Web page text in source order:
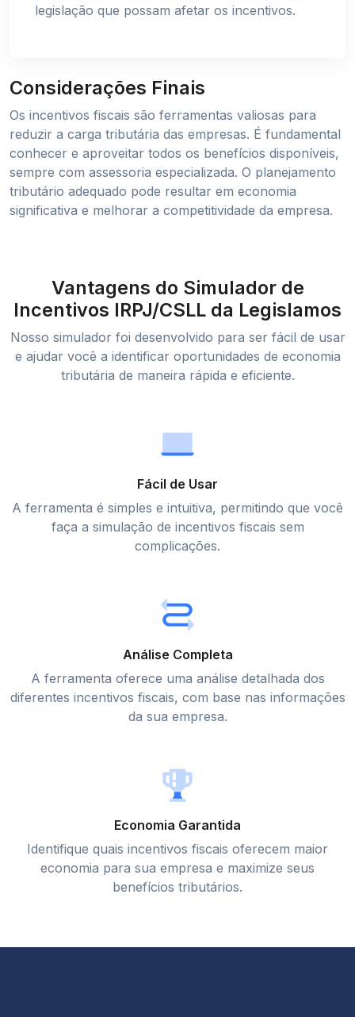
legislação que possam afetar os incentivos.
Considerações Finais
Os incentivos fiscais são ferramentas valiosas para
reduzir a carga tributária das empresas. É fundamental
conhecer e aproveitar todos os benefícios disponíveis,
sempre com assessoria especializada. O planejamento
tributário adequado pode resultar em economia
significativa e melhorar a competitividade da empresa.
Vantagens do Simulador de
Incentivos IRPJ/CSLL da Legislamos
Nosso simulador foi desenvolvido para ser fácil de usar
e ajudar você a identificar oportunidades de economia
tributária de maneira rápida e eficiente.
Fácil de Usar
A ferramenta é simples e intuitiva, permitindo que você
faça a simulação de incentivos fiscais sem
complicações.
Análise Completa
A ferramenta oferece uma análise detalhada dos
diferentes incentivos fiscais, com base nas informações
da sua empresa.
Economia Garantida
Identifique quais incentivos fiscais oferecem maior
economia para sua empresa e maximize seus
benefícios tributários.